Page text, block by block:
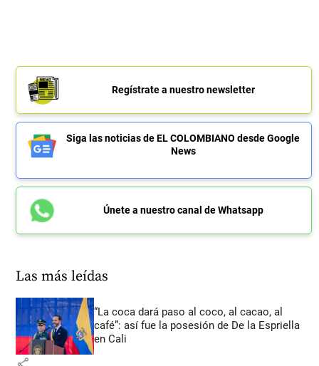
Regístrate a nuestro newsletter
Siga las noticias de EL COLOMBIANO desde Google
News
Únete a nuestro canal de Whatsapp
Las más leídas
“La coca dará paso al coco, al cacao, al
café”: así fue la posesión de De la Espriella
en Cali